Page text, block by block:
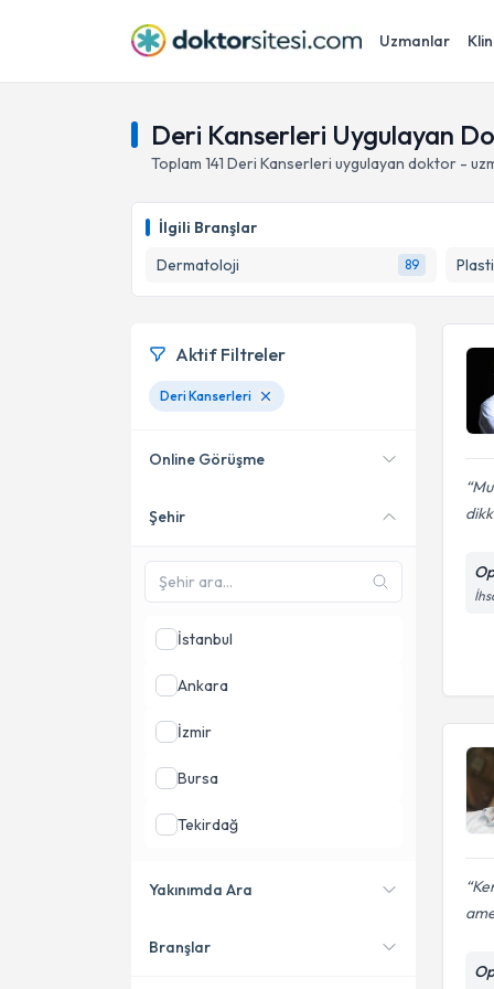
Uzmanlar
Deri Kanserleri Uygulayan
Toplam 141 Deri Kanserleri uygulayan doktor -
İlgili Branşlar
Dermatoloji
89
Aktif Filtreler
Deri Kanserleri
Online Görüşme
Online danışmanlık sunan
Şehir
İstanbul
Ankara
İzmir
Bursa
Tekirdağ
Yakınımda Ara
Konumuma yakın uzmanları
Branşlar